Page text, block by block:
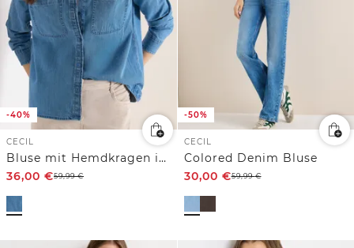
-40%
CECIL
Bluse mit Hemdkragen im Denim-Look
36,00 €59,99€
-50%
CECIL
Colored Denim Bluse
30,00 €59,99€